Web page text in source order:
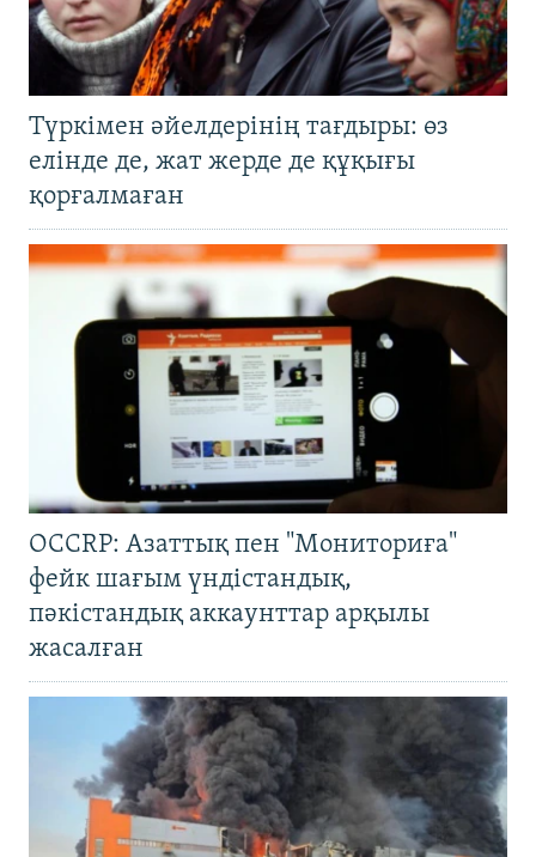
Түркімен әйелдерінің тағдыры: өз
елінде де, жат жерде де құқығы
қорғалмаған
OCCRP: Азаттық пен "Мониториға"
фейк шағым үндістандық,
пәкістандық аккаунттар арқылы
жасалған